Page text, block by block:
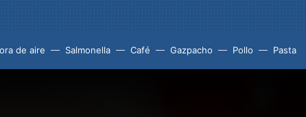
de aire Salmonella Café Gazpacho Pollo Pasta